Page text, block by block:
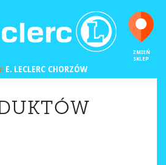
ZMIEŃ
SKLEP
E. LECLERC CHORZÓW